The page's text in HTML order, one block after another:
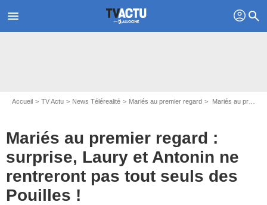
menu profil search
Accueil TV Actu News Télérealité Mariés au premier regard Mariés au premier regard : surprise, Laury et Antonin ne rentreront pas tout seuls des Pouilles !
Mariés au premier regard :
surprise, Laury et Antonin ne
rentreront pas tout seuls des
Pouilles !